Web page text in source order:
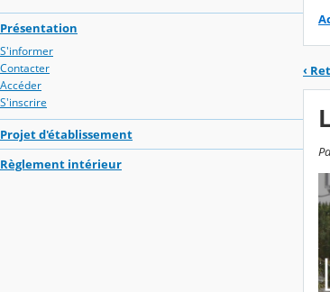
Présentation
S'informer
Contacter
Accéder
S'inscrire
Projet d'établissement
Règlement intérieur
‹